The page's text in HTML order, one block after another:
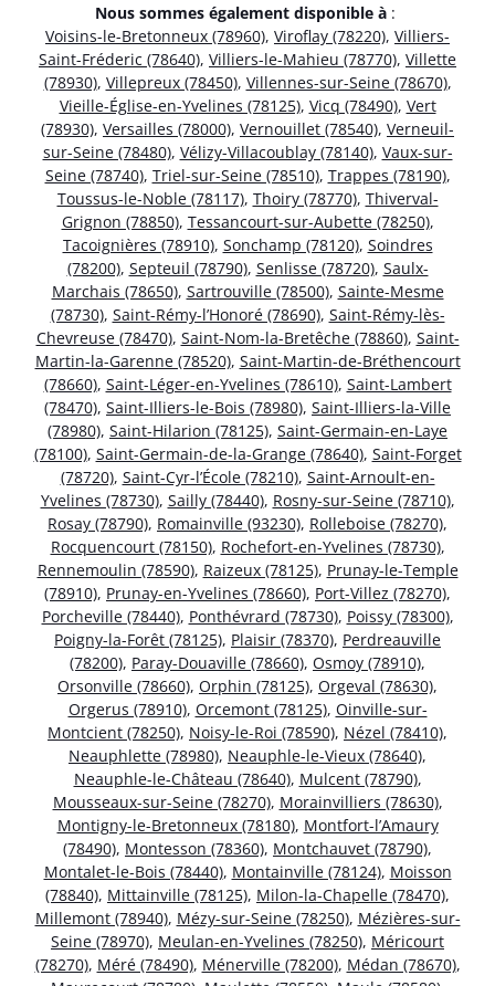
Nous sommes également disponible à :
Voisins-le-Bretonneux (78960), Viroflay (78220), Villiers-
Saint-Fréderic (78640), Villiers-le-Mahieu (78770), Villette
(78930), Villepreux (78450), Villennes-sur-Seine (78670),
Vieille-Église-en-Yvelines (78125), Vicq (78490), Vert
(78930), Versailles (78000), Vernouillet (78540), Verneuil-
sur-Seine (78480), Vélizy-Villacoublay (78140), Vaux-sur-
Seine (78740), Triel-sur-Seine (78510), Trappes (78190),
Toussus-le-Noble (78117), Thoiry (78770), Thiverval-
Grignon (78850), Tessancourt-sur-Aubette (78250),
Tacoignières (78910), Sonchamp (78120), Soindres
(78200), Septeuil (78790), Senlisse (78720), Saulx-
Marchais (78650), Sartrouville (78500), Sainte-Mesme
(78730), Saint-Rémy-l’Honoré (78690), Saint-Rémy-lès-
Chevreuse (78470), Saint-Nom-la-Bretêche (78860), Saint-
Martin-la-Garenne (78520), Saint-Martin-de-Bréthencourt
(78660), Saint-Léger-en-Yvelines (78610), Saint-Lambert
(78470), Saint-Illiers-le-Bois (78980), Saint-Illiers-la-Ville
(78980), Saint-Hilarion (78125), Saint-Germain-en-Laye
(78100), Saint-Germain-de-la-Grange (78640), Saint-Forget
(78720), Saint-Cyr-l’École (78210), Saint-Arnoult-en-
Yvelines (78730), Sailly (78440), Rosny-sur-Seine (78710),
Rosay (78790), Romainville (93230), Rolleboise (78270),
Rocquencourt (78150), Rochefort-en-Yvelines (78730),
Rennemoulin (78590), Raizeux (78125), Prunay-le-Temple
(78910), Prunay-en-Yvelines (78660), Port-Villez (78270),
Porcheville (78440), Ponthévrard (78730), Poissy (78300),
Poigny-la-Forêt (78125), Plaisir (78370), Perdreauville
(78200), Paray-Douaville (78660), Osmoy (78910),
Orsonville (78660), Orphin (78125), Orgeval (78630),
Orgerus (78910), Orcemont (78125), Oinville-sur-
Montcient (78250), Noisy-le-Roi (78590), Nézel (78410),
Neauphlette (78980), Neauphle-le-Vieux (78640),
Neauphle-le-Château (78640), Mulcent (78790),
Mousseaux-sur-Seine (78270), Morainvilliers (78630),
Montigny-le-Bretonneux (78180), Montfort-l’Amaury
(78490), Montesson (78360), Montchauvet (78790),
Montalet-le-Bois (78440), Montainville (78124), Moisson
(78840), Mittainville (78125), Milon-la-Chapelle (78470),
Millemont (78940), Mézy-sur-Seine (78250), Mézières-sur-
Seine (78970), Meulan-en-Yvelines (78250), Méricourt
(78270), Méré (78490), Ménerville (78200), Médan (78670),